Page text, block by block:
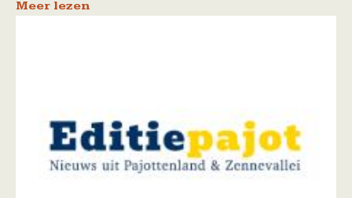
Meer lezen